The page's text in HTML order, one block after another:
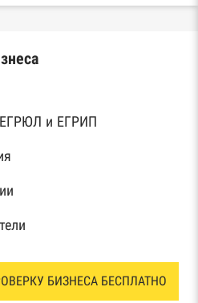
и ЕГРИП
БИЗНЕСА БЕСПЛАТНО